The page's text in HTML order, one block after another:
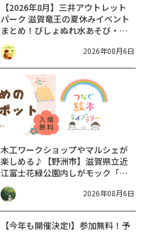
【2026年8月】三井アウトレット
パーク 滋賀竜王の夏休みイベント
まとめ！びしょぬれ水あそび・激
辛グルメ・フォトコンテストまで
盛りだくさん！
2026年08月6日
木工ワークショップやマルシェが
楽しめる♪【野洲市】滋賀県立近
江富士花緑公園内しがモック「し
が木育フェスタ ワークショップ
DAY」開催【8月11日】2026年08月6日
【今年も開催決定!】参加無料！予